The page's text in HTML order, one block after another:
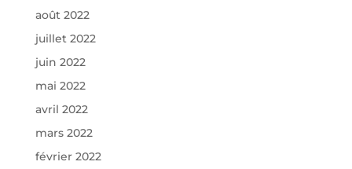
août 2022
juillet 2022
juin 2022
mai 2022
avril 2022
mars 2022
février 2022